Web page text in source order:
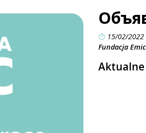
15/02/2022
Fundacja Emic
Aktualne